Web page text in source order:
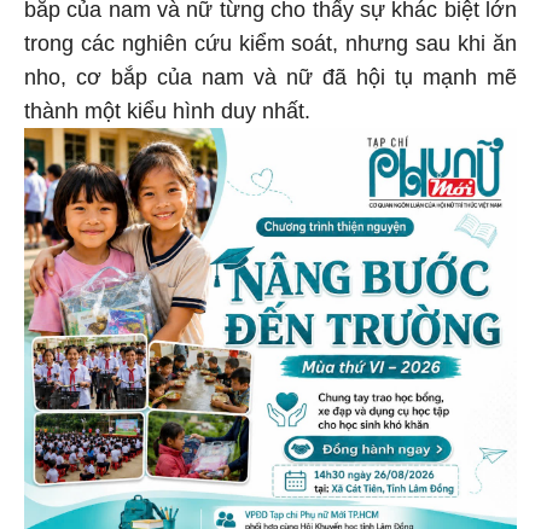
bắp của nam và nữ từng cho thấy sự khác biệt lớn
trong các nghiên cứu kiểm soát, nhưng sau khi ăn
nho, cơ bắp của nam và nữ đã hội tụ mạnh mẽ
thành một kiểu hình duy nhất.